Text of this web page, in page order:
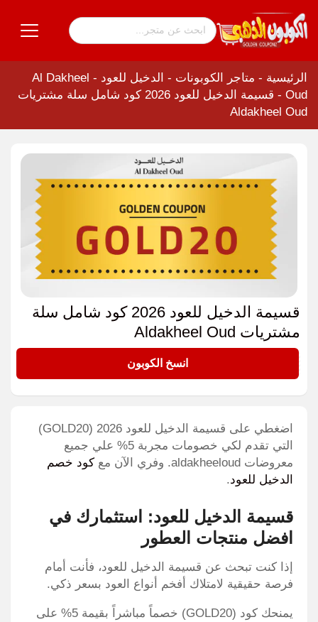
الرئيسية - متاجر الكوبونات -
الدخيل للعود - Al Dakheel
Oud
-
قسيمة الدخيل للعود 2026 كود شامل سلة مشتريات
Aldakheel Oud
قسيمة الدخيل للعود 2026 كود شامل سلة
مشتريات Aldakheel Oud
انسخ الكوبون
اضغطي على قسيمة الدخيل للعود 2026 (GOLD20)
التي تقدم لكي خصومات مجربة 5% علي جميع
معروضات aldakheeloud. وفري الآن مع
كود خصم
الدخيل للعود.
قسيمة الدخيل للعود: استثمارك في
افضل منتجات العطور
إذا كنت تبحث عن قسيمة الدخيل للعود، فأنت أمام
فرصة حقيقية لامتلاك أفخم أنواع العود بسعر ذكي.
يمنحك كود (GOLD20) خصماً مباشراً بقيمة 5% على